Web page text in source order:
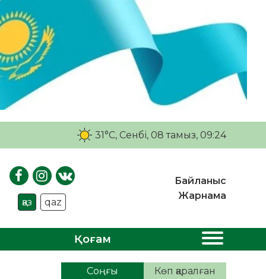
31°C, Сенбі, 08 тамыз, 09:24
қаз qaz
Байланыс
Жарнама
Қоғам
Соңғы Көп қаралған